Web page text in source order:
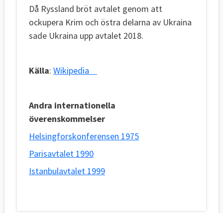
Då Ryssland bröt avtalet genom att
ockupera Krim och östra delarna av Ukraina
sade Ukraina upp avtalet 2018.
Källa: Wikipedia
Andra internationella
överenskommelser
Helsingforskonferensen 1975
Parisavtalet 1990
Istanbulavtalet 1999